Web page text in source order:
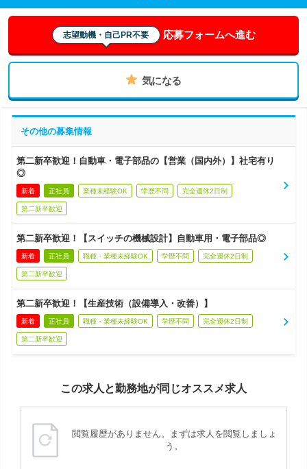
志望動機・自己PR不要 応募フォームへ進む
気になる
その他の募集情報
第二新卒歓迎！自動車・電子部品の【営業（国内外）】社宅有り
◎
新着 正社員 業種未経験OK 学歴不問 完全週休2日制
第二新卒歓迎
第二新卒歓迎！【スイッチの機械設計】自動車用・電子部品◎
新着 正社員 職種・業種未経験OK 学歴不問 完全週休2日制
第二新卒歓迎
第二新卒歓迎！【生産技術（設備導入・改善）】
新着 正社員 職種・業種未経験OK 学歴不問 完全週休2日制
第二新卒歓迎
この求人と勤務地が同じオススメ求人
閲覧履歴がありません。まずは求人を閲覧しましょ
う。